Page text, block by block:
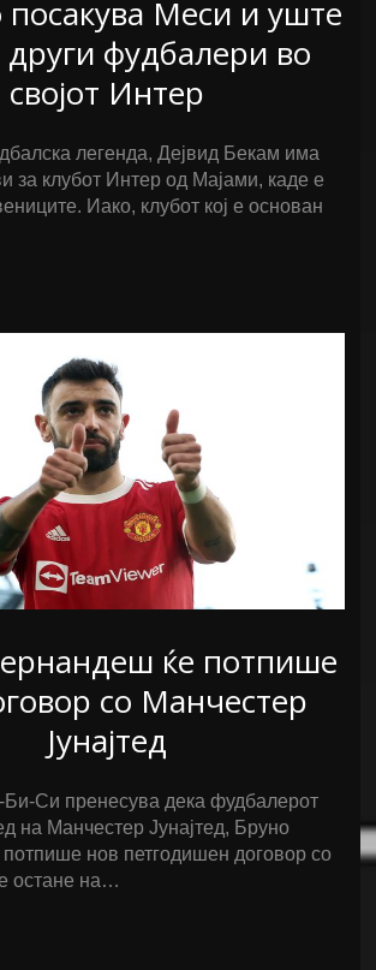
посакува Меси и уште
други фудбалери во
својот Интер
легенда, Дејвид Бекам има
за клубот Интер од Мајами, каде е
Иако, клубот кој е основан
ќе потпише
со Манчестер
Јунајтед
Би-Си пренесува дека фудбалерот
на Манчестер Јунајтед, Бруно
нов петгодишен договор со
остане на…